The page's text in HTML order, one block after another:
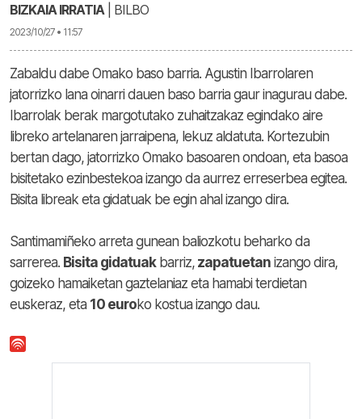
BIZKAIA IRRATIA | BILBO
2023/10/27 • 11:57
Zabaldu dabe Omako baso barria. Agustin Ibarrolaren
jatorrizko lana oinarri dauen baso barria gaur inagurau dabe.
Ibarrolak berak margotutako zuhaitzakaz egindako aire
libreko artelanaren jarraipena, lekuz aldatuta. Kortezubin
bertan dago, jatorrizko Omako basoaren ondoan, eta basoa
bisitetako ezinbestekoa izango da aurrez erreserbea egitea.
Bisita libreak eta gidatuak be egin ahal izango dira.
Santimamiñeko arreta gunean baliozkotu beharko da
sarrerea. Bisita gidatuakbarriz, zapatuetan izango dira,
goizeko hamaiketan gaztelaniaz eta hamabi terdietan
euskeraz, eta 10 euroko kostua izango dau.